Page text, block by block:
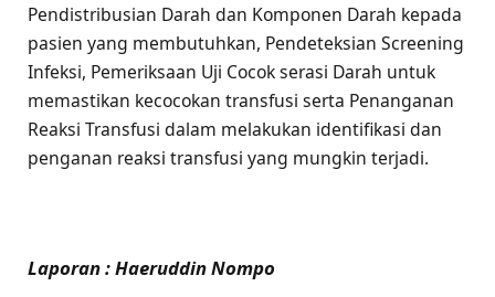
Pendistribusian Darah dan Komponen Darah kepada
pasien yang membutuhkan, Pendeteksian Screening
Infeksi, Pemeriksaan Uji Cocok serasi Darah untuk
memastikan kecocokan transfusi serta Penanganan
Reaksi Transfusi dalam melakukan identifikasi dan
penganan reaksi transfusi yang mungkin terjadi.
Laporan : Haeruddin Nompo